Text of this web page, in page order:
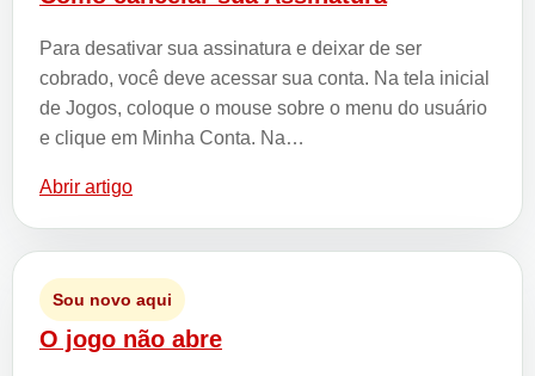
Para desativar sua assinatura e deixar de ser
cobrado, você deve acessar sua conta. Na tela inicial
de Jogos, coloque o mouse sobre o menu do usuário
e clique em Minha Conta. Na…
Abrir artigo
Sou novo aqui
O jogo não abre